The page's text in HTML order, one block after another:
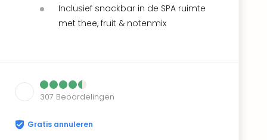
Inclusief snackbar in de SPA ruimte
met thee, fruit & notenmix
307 Beoordelingen
Gratis annuleren